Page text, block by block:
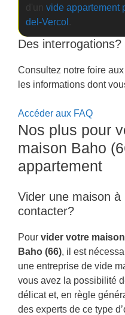
d'un vide appartement
del-Vercol
Des interrogations?
Consultez notre foire
les informations dont
Accéder aux FAQ
Nos plus pour
maison Baho
appartement
Vider une maison
contacter?
Pour vider votre
Baho (66), il est
une entreprise de vide
vous avez la possibilité
délicat et, en règle
des experts de ce type